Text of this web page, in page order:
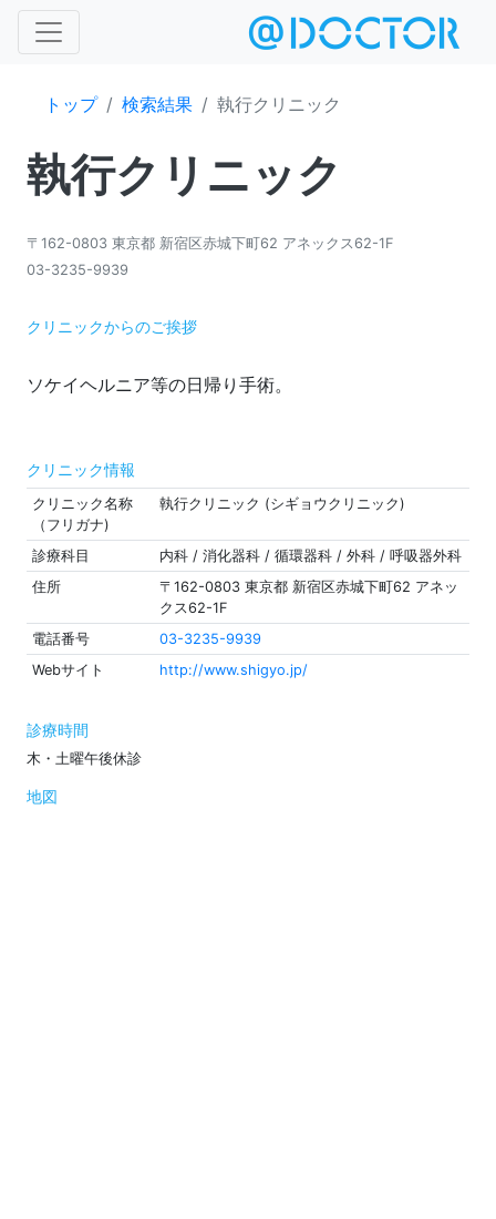
トップ 検索結果 執行クリニック
執行クリニック
〒162-0803 東京都 新宿区赤城下町62 アネックス62-1F
03-3235-9939
クリニックからのご挨拶
ソケイヘルニア等の日帰り手術。
クリニック情報
クリニック名称
（フリガナ)
執行クリニック (シギョウクリニック)
診療科目
内科 / 消化器科 / 循環器科 / 外科 / 呼吸器外科
住所
〒162-0803 東京都 新宿区赤城下町62 アネッ
クス62-1F
電話番号
03-3235-9939
Webサイト
http://www.shigyo.jp/
診療時間
木・土曜午後休診
地図